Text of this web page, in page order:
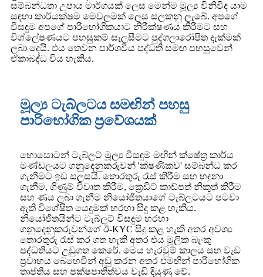
සම්බන්ධතා උපාය මාර්ගයක් ලෙස මෙන්ම මූල්‍ය විනිවිද යාම
සඳහා කාර්යක්ෂම මෙවලමක් ලෙස සලකනු ලැබේ. අපගේ
විසඳුම අපගේ පාරිභෝගිකයාට නිරීක්ෂණය කිරීමට සහ
විශ්ලේෂණයට පහසුකම් සැලසීමට පුද්ගලාරෝපිත දැක්මක්
ලබා දෙයි. එය තෙවන පාර්ශවීය පද්ධති සමඟ පහසුවෙන්
ඒකාබද්ධ විය හැකිය.
මූල්‍ය ටැබ්ලටය සමඟින් පහසු
පාරිභෝගික ප්‍රවේශයක්
හොසොටන් ටැබ්ලට් මූල්‍ය විසඳුම මඟින් ක්ෂේත්‍ර කාර්ය
මණ්ඩලයට ගනුදෙනුකරුවන් 'ක්ෂණිකව' සම්බන්ධ කර
ගැනීමට ඉඩ සලසයි. තොරතුරු රැස් කිරීම සහ හඳුනා
ගැනීම, ගිණුම් විවෘත කිරීම, ක්‍රෙඩිට් කාඩ්පත් නිකුත් කිරීම
සහ ණය ලබා ගැනීම නියෝජිතයාගේ ටැබ්ලටයට පටවා
ඇති විශේෂිත යෙදුමක් හරහා සිදු කළ හැකිය.
නියෝජිතයින්ට ටැබ්ලට් විසඳුම හරහා
ගනුදෙනුකරුවන්ගේ ඊ-KYC සිදු කළ හැකි අතර අවශ්‍ය
තොරතුරු රැස් කර ගත හැකි අතර එය මූලික බැංකු
පද්ධතියට උඩුගත කෙරේ. මෙය හැරවුම් කාලය සහ වැඩ
ප්‍රවාහය බෙහෙවින් අඩු කරන අතර එමඟින් පාරිභෝගික
තෘප්තිය සහ පක්ෂපාතිත්වය වැඩි දියුණු වේ.